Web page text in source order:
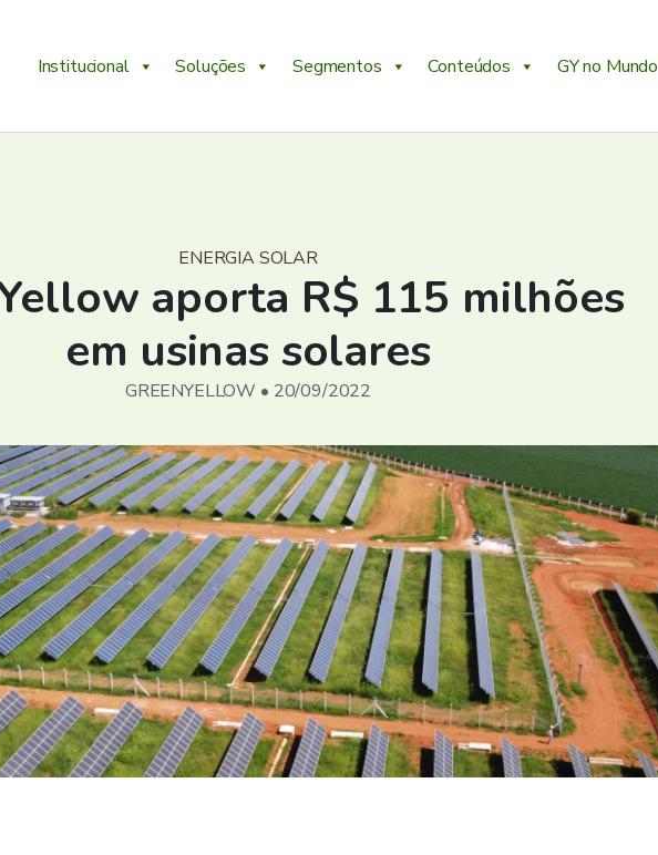
Institucional Soluções Segmentos Conteúdos GY no Mundo
ENERGIA SOLAR
aporta R$ 115 milhões
em usinas solares
GREENYELLOW • 20/09/2022